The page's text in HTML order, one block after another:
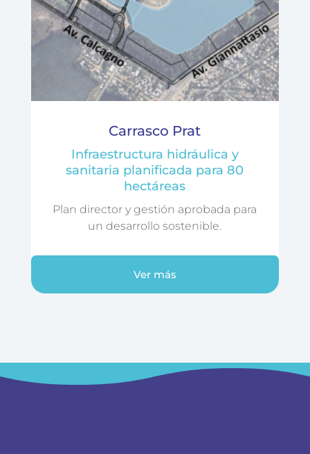
Carrasco Prat
Infraestructura hidráulica y
sanitaria planificada para 80
hectáreas
Plan director y gestión aprobada para
un desarrollo sostenible.
Ver más